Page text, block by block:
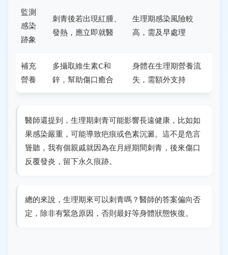
監測
感染
跡象
刺青後若出現紅腫、
發熱，應立即就醫
生理期感染風險較
高，需及早處理
補充
營養
多攝取維生素C和
鋅，幫助傷口癒合
身體在生理期營養流
失，需額外支持
醫師還提到，生理期刺青可能影響長遠健康，比如如
果感染嚴重，可能導致疤痕或色素沉澱。這不是危言
聳聽，我有個親戚就因為在月經期間刺青，後來傷口
反覆發炎，留下永久痕跡。
總的來說，生理期來可以刺青嗎？醫師的答案偏向否
定，除非有緊急原因，否則最好等身體狀態恢復。